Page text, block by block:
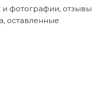
фотографии, отзывы
оставленные